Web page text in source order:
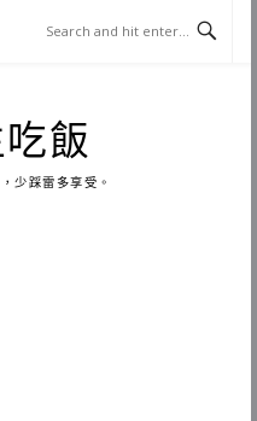
飯
少踩雷多享受。